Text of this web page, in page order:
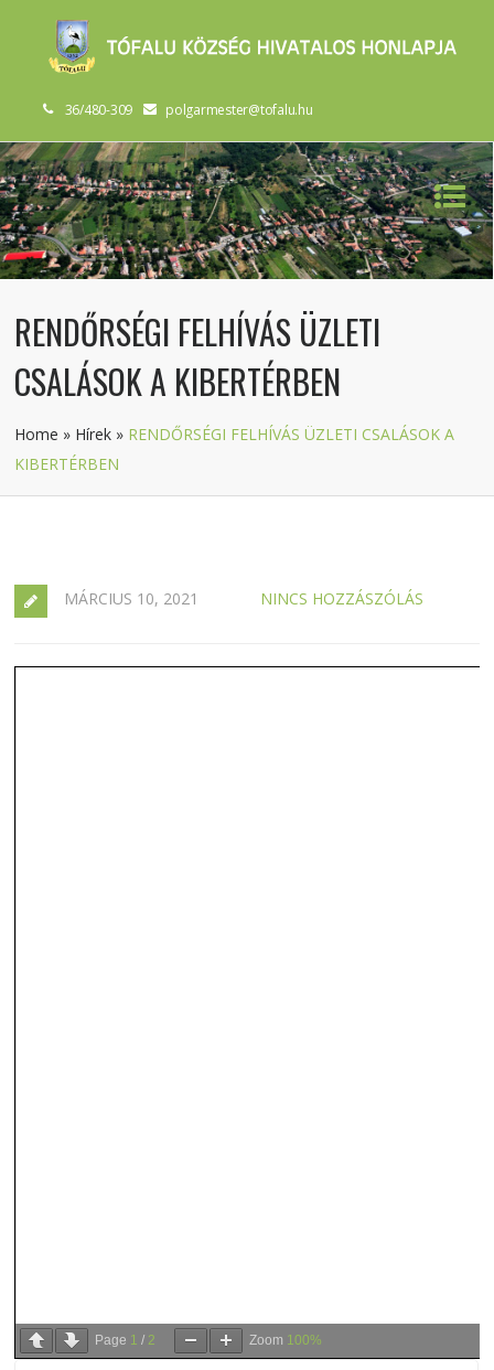
36/480-309 polgarmester@tofalu.hu
RENDŐRSÉGI FELHÍVÁS ÜZLETI
CSALÁSOK A KIBERTÉRBEN
Home » Hírek » RENDŐRSÉGI FELHÍVÁS ÜZLETI CSALÁSOK A
KIBERTÉRBEN
MÁRCIUS 10, 2021 NINCS HOZZÁSZÓLÁS
Page 1 / 2 Zoom 100%